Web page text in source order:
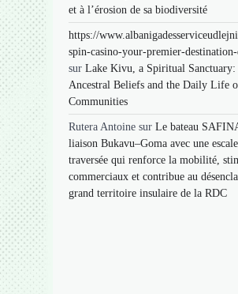
et à l’érosion de sa biodiversité
https://
spin-casino-your-premier-
sur Lake Kivu, a Spiritual Sanctuary:
Ancestral Beliefs and the Daily Life
Communities
Rutera Antoine sur Le bateau
liaison Bukavu–Goma avec une
traversée qui renforce la mobilité,
commerciaux et contribue au
grand territoire insulaire de la RDC